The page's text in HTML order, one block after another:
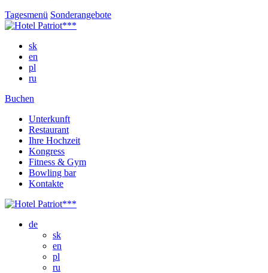
Tagesmenü Sonderangebote
sk
en
pl
ru
Buchen
Unterkunft
Restaurant
Ihre Hochzeit
Kongress
Fitness & Gym
Bowling bar
Kontakte
de
sk
en
pl
ru